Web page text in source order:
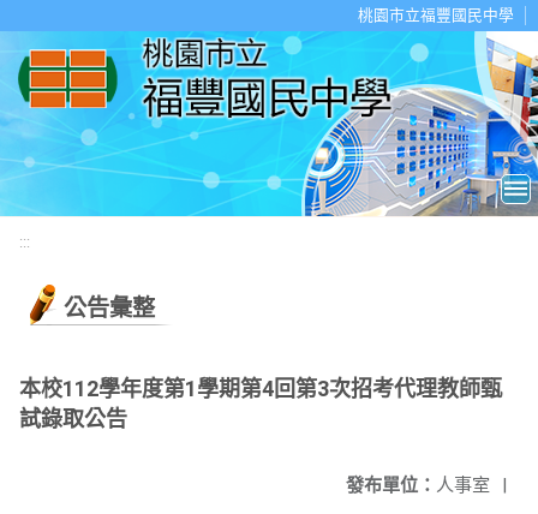
桃園市立福豐國民中學
:::
公告彙整
本校112學年度第1學期第4回第3次招考代理教師甄
試錄取公告
發布單位： 人事室 |